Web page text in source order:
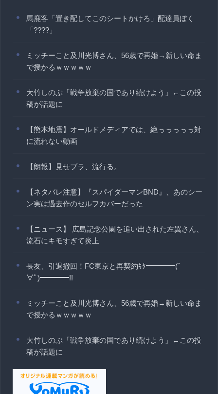
馬鹿客「置き配してこのシートかけろ」配達員ぼく
「????」
ミッチーこと及川光博さん、56歳で再婚→新しい命ま
で授かるｗｗｗｗｗ
大竹しのぶ「戦争放棄の国であり続けよう」←この投
稿が話題に
【熊本地震】オールドメディアでは、絶っっっっっ対
に流れない動画
【朗報】見せブラ、流行る。
【ネタバレ注意】『スパイダーマンBND』、あのシー
ン実は過去作のセルフカバーだった
【ニュース】 広島記念公園を追い出された左翼さん、
流石にキモすぎて炎上
長友、引退撤回！FC東京と再契約ｷﾀ━━━━(ﾟ
∀ﾟ)━━━━!!
ミッチーこと及川光博さん、56歳で再婚→新しい命ま
で授かるｗｗｗｗｗ
大竹しのぶ「戦争放棄の国であり続けよう」←この投
稿が話題に